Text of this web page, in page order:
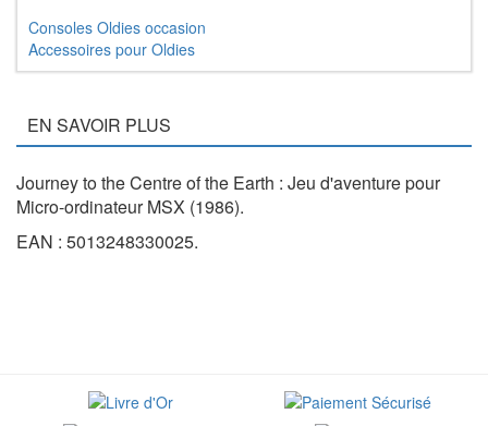
Consoles Oldies occasion
Accessoires pour Oldies
EN SAVOIR PLUS
Journey to the Centre of the Earth : Jeu d'aventure pour
Micro-ordinateur MSX (1986).
EAN : 5013248330025.